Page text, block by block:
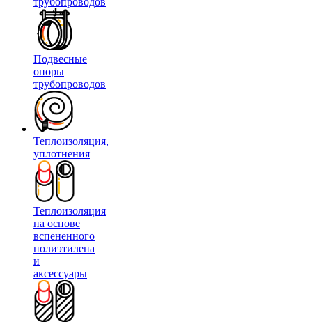
Подвесные
опоры
трубопроводов
Теплоизоляция,
уплотнения
Теплоизоляция
на основе
вспененного
полиэтилена
и
аксессуары